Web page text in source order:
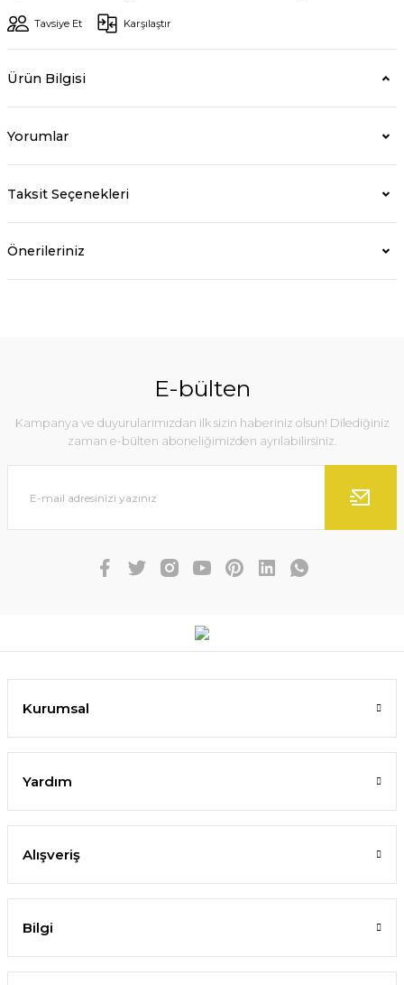
Tavsiye Et Karşılaştır
Ürün Bilgisi
Yorumlar
Taksit Seçenekleri
Önerileriniz
E-bülten
Kampanya ve duyurularımızdan ilk sizin haberiniz olsun! Dilediğiniz
zaman e-bülten aboneliğimizden ayrılabilirsiniz.
Kurumsal
Yardım
Alışveriş
Bilgi